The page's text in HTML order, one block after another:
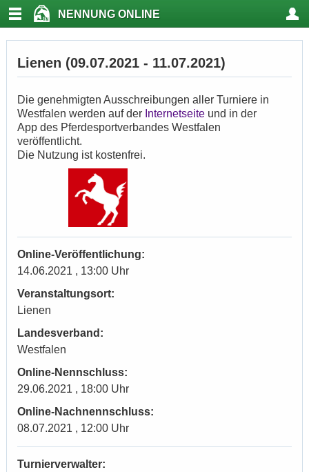
NENNUNG ONLINE
Lienen (09.07.2021 - 11.07.2021)
Die genehmigten Ausschreibungen aller Turniere in
Westfalen werden auf der Internetseite und in der
App des Pferdesportverbandes Westfalen
veröffentlicht.
Die Nutzung ist kostenfrei.
Online-Veröffentlichung:
14.06.2021 , 13:00 Uhr
Veranstaltungsort:
Lienen
Landesverband:
Westfalen
Online-Nennschluss:
29.06.2021 , 18:00 Uhr
Online-Nachnennschluss:
08.07.2021 , 12:00 Uhr
Turnierverwalter: